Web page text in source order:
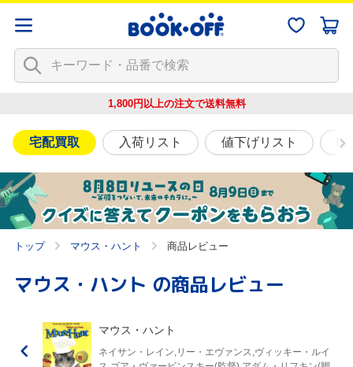
1,800円以上の注文で送料無料
宅配買取 入荷リスト 値下げリスト
トップ マウス・ハント 商品レビュー
マウス・ハント の商品レビュー
マウス・ハント
ネイサン・レイン,リー・エヴァンス,ヴィッキー・ルイ